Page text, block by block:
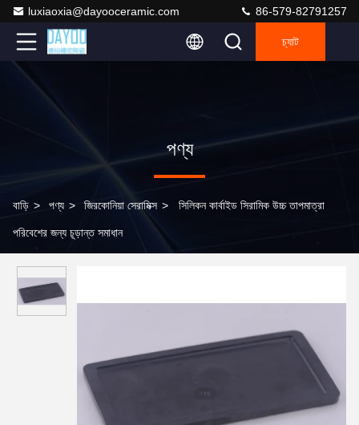
luxiaoxia@dayooceramic.com 86-579-82791257
চ্যাট
পণ্য
বাড়ি > পণ্য > জিরকোনিয়া সেরামিক্স > সিলিকন কার্বাইড সিরামিক উচ্চ তাপমাত্রা
পরিবেশের জন্য চূড়ান্ত সমাধান